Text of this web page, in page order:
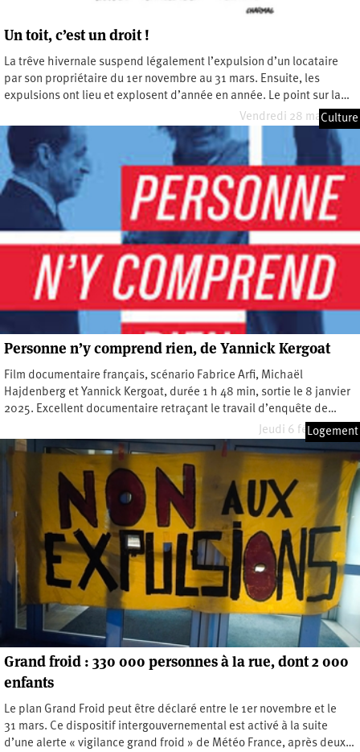
Un toit, c’est un droit !
La trêve hivernale suspend légalement l’expulsion d’un locataire
par son propriétaire du 1er novembre au 31 mars. Ensuite, les
expulsions ont lieu et explosent d’année en année. Le point sur la…
Vendredi 28 mars 2025
Culture
Personne n’y comprend rien, de Yannick Kergoat
Film documentaire français, scénario Fabrice Arfi, Michaël
Hajdenberg et Yannick Kergoat, durée 1 h 48 min, sortie le 8 janvier
2025. Excellent documentaire retraçant le travail d’enquête de…
Jeudi 6 février 2025
Logement
Grand froid : 330 000 personnes à la rue, dont 2 000
enfants
Le plan Grand Froid peut être déclaré entre le 1er novembre et le
31 mars. Ce dispositif intergouvernemental est activé à la suite
d’une alerte « vigilance grand froid » de Météo France, après deux…